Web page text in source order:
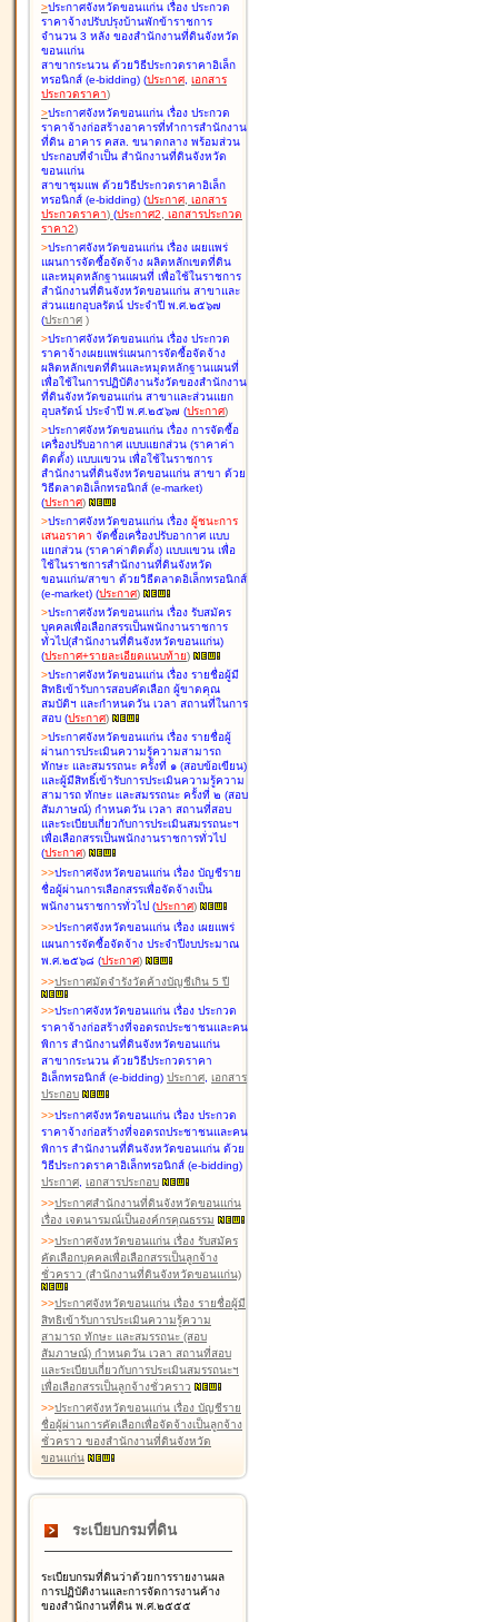
>ประกาศจังหวัดขอนแก่น เรื่อง ประกวด
ราคาจ้างปรับปรุงบ้านพักข้าราชการ
จำนวน 3 หลัง ของสำนักงานที่ดินจังหวัด
ขอนแก่น
สาขากระนวน ด้วยวิธีประกวดราคาอิเล็ก
ทรอนิกส์ (e-bidding) (ประกาศ, เอกสาร
ประกวดราคา)
>ประกาศจังหวัดขอนแก่น เรื่อง ประกวด
ราคาจ้างก่อสร้างอาคารที่ทำการสำนักงาน
ที่ดิน อาคาร คสล. ขนาดกลาง พร้อมส่วน
ประกอบที่จำเป็น สำนักงานที่ดินจังหวัด
ขอนแก่น
สาขาชุมแพ ด้วยวิธีประกวดราคาอิเล็ก
ทรอนิกส์ (e-bidding) (ประกาศ, เอกสาร
ประกวดราคา) (ประกาศ2, เอกสารประกวด
ราคา2)
>ประกาศจังหวัดขอนแก่น เรื่อง เผยแพร่
แผนการจัดซื้อจัดจ้าง ผลิตหลักเขตที่ดิน
และหมุดหลักฐานแผนที่ เพื่อใช้ในราชการ
สำนักงานที่ดินจังหวัดขอนแก่น สาขาและ
ส่วนแยกอุบลรัตน์ ประจำปี พ.ศ.๒๕๖๗
(ประกาศ )
>ประกาศจังหวัดขอนแก่น เรื่อง ประกวด
ราคาจ้างเผยแพร่แผนการจัดซื้อจัดจ้าง
ผลิตหลักเขตที่ดินและหมุดหลักฐานแผนที่
เพื่อใช้ในการปฏิบัติงานรังวัดของสำนักงาน
ที่ดินจังหวัดขอนแก่น สาขาและส่วนแยก
อุบลรัตน์ ประจำปี พ.ศ.๒๕๖๗ (ประกาศ)
>ประกาศจังหวัดขอนแก่น เรื่อง การจัดซื้อ
เครื่องปรับอากาศ แบบแยกส่วน (ราคาค่า
ติดตั้ง) แบบแขวน เพื่อใช้ในราชการ
สำนักงานที่ดินจังหวัดขอนแก่น สาขา ด้วย
วิธีตลาดอิเล็กทรอนิกส์ (e-market)
(ประกาศ)
>ประกาศจังหวัดขอนแก่น เรื่อง ผู้ชนะการ
เสนอราคา จัดซื้อเครื่องปรับอากาศ แบบ
แยกส่วน (ราคาค่าติดตั้ง) แบบแขวน เพื่อ
ใช้ในราชการสำนักงานที่ดินจังหวัด
ขอนแก่น/สาขา ด้วยวิธีตลาดอิเล็กทรอนิกส์
(e-market) (ประกาศ)
>ประกาศจังหวัดขอนแก่น เรื่อง รับสมัคร
บุคคลเพื่อเลือกสรรเป็นพนักงานราชการ
ทั่วไป(สำนักงานที่ดินจังหวัดขอนแก่น)
(ประกาศ+รายละเอียดแนบท้าย)
>ประกาศจังหวัดขอนแก่น เรื่อง รายชื่อผู้มี
สิทธิเข้ารับการสอบคัดเลือก ผู้ขาดคุณ
สมบัติฯ และกำหนดวัน เวลา สถานที่ในการ
สอบ (ประกาศ)
>ประกาศจังหวัดขอนแก่น เรื่อง รายชื่อผู้
ผ่านการประเมินความรู้ความสามารถ
ทักษะ และสมรรถนะ ครั้งที่ ๑ (สอบข้อเขียน)
และผู้มีสิทธิ์เข้ารับการประเมินความรู้ความ
สามารถ ทักษะ และสมรรถนะ ครั้งที่ ๒ (สอบ
สัมภาษณ์) กำหนดวัน เวลา สถานที่สอบ
และระเบียบเกี่ยวกับการประเมินสมรรถนะฯ
เพื่อเลือกสรรเป็นพนักงานราชการทั่วไป
(ประกาศ)
>>ประกาศจังหวัดขอนแก่น เรื่อง บัญชีราย
ชื่อผู้ผ่านการเลือกสรรเพื่อจัดจ้างเป็น
พนักงานราชการทั่วไป (ประกาศ)
>>ประกาศจังหวัดขอนแก่น เรื่อง เผยแพร่
แผนการจัดซื้อจัดจ้าง ประจำปีงบประมาณ
พ.ศ.๒๕๖๘ (ประกาศ)
>>ประกาศมัดจำรังวัดค้างบัญชีเกิน 5 ปี
>>ประกาศจังหวัดขอนแก่น เรื่อง ประกวด
ราคาจ้างก่อสร้างที่จอดรถประชาชนและคน
พิการ สำนักงานที่ดินจังหวัดขอนแก่น
สาขากระนวน ด้วยวิธีประกวดราคา
อิเล็กทรอนิกส์ (e-bidding) ประกาศ, เอกสาร
ประกอบ
>>ประกาศจังหวัดขอนแก่น เรื่อง ประกวด
ราคาจ้างก่อสร้างที่จอดรถประชาชนและคน
พิการ สำนักงานที่ดินจังหวัดขอนแก่น ด้วย
วิธีประกวดราคาอิเล็กทรอนิกส์ (e-bidding)
ประกาศ, เอกสารประกอบ
>>ประกาศสำนักงานที่ดินจังหวัดขอนแก่น
เรื่อง เจตนารมณ์เป็นองค์กรคุณธรรม
>>ประกาศจังหวัดขอนแก่น เรื่อง รับสมัคร
คัดเลือกบุคคลเพื่อเลือกสรรเป็นลูกจ้าง
ชั่วคราว (สำนักงานที่ดินจังหวัดขอนแก่น)
>>ประกาศจังหวัดขอนแก่น เรื่อง รายชื่อผู้มี
สิทธิเข้ารับการประเมินความรู้ความ
สามารถ ทักษะ และสมรรถนะ (สอบ
สัมภาษณ์) กำหนดวัน เวลา สถานที่สอบ
และระเบียบเกี่ยวกับการประเมินสมรรถนะฯ
เพื่อเลือกสรรเป็นลูกจ้างชั่วคราว
>>ประกาศจังหวัดขอนแก่น เรื่อง บัญชีราย
ชื่อผู้ผ่านการคัดเลือกเพื่อจัดจ้างเป็นลูกจ้าง
ชั่วคราว ของสำนักงานที่ดินจังหวัด
ขอนแก่น
ระเบียบกรมที่ดิน
ระเบียบกรมที่ดินว่าด้วยการรายงานผล
การปฏิบัติงานและการจัดการงานค้าง
ของสำนักงานที่ดิน พ.ศ.๒๕๕๕